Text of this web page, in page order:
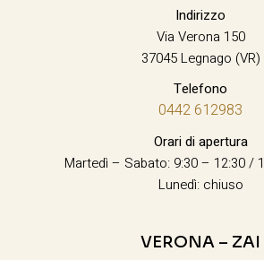
Indirizzo
Via Verona 150
37045 Legnago (VR)
Telefono
0442 612983
Orari di apertura
Martedì – Sabato: 9:30 – 12:30 /
Lunedì: chiuso
VERONA – ZAI